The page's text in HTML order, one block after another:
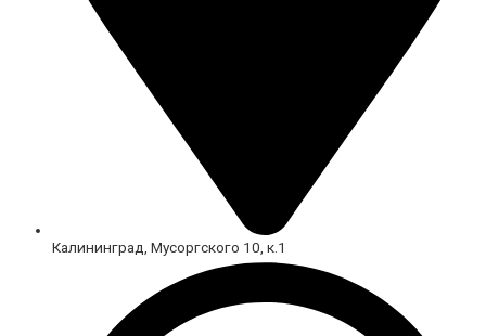
Калининград, Мусоргского 10, к.1